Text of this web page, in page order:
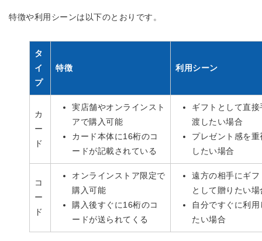
特徴や利用シーンは以下のとおりです。
タ
イ
プ
特徴 利用シーン
カ
ー
ド
実店舗やオンラインスト
アで購入可能
カード本体に16桁のコ
ードが記載されている
ギフトとして直接
渡したい場合
プレゼント感を重
したい場合
コ
ー
ド
オンラインストア限定で
購入可能
購入後すぐに16桁のコ
ードが送られてくる
遠方の相手にギフ
として贈りたい場
自分ですぐに利用
たい場合